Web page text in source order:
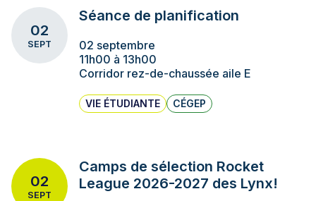
02
SEPT
Séance de planification
02 septembre
11h00 à 13h00
Corridor rez-de-chaussée aile E
VIE ÉTUDIANTE CÉGEP
02
SEPT
Camps de sélection Rocket
League 2026-2027 des Lynx!